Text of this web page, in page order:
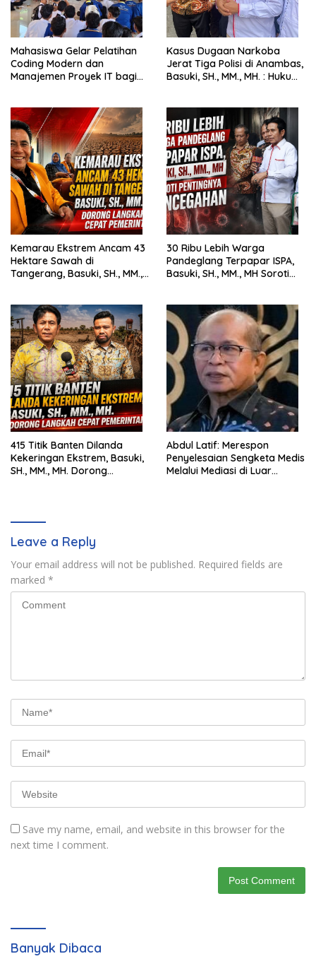
Mahasiswa Gelar Pelatihan
Coding Modern dan
Manajemen Proyek IT bagi
Kasus Dugaan Narkoba
Jerat Tiga Polisi di Anambas,
Basuki, SH., MM., MH. : Hukum
Kemarau Ekstrem Ancam 43
Hektare Sawah di
Tangerang, Basuki, SH., MM.,
30 Ribu Lebih Warga
Pandeglang Terpapar ISPA,
Basuki, SH., MM., MH Soroti
415 Titik Banten Dilanda
Kekeringan Ekstrem, Basuki,
SH., MM., MH. Dorong
Abdul Latif: Merespon
Penyelesaian Sengketa Medis
Melalui Mediasi di Luar
Leave a Reply
Your email address will not be published. Required fields are
marked *
Save my name, email, and website in this browser for the
next time I comment.
Banyak Dibaca